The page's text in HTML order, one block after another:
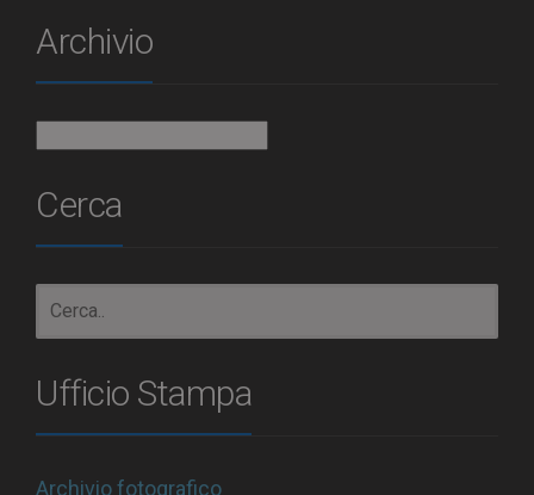
Archivio
Cerca
Ufficio Stampa
Archivio fotografico